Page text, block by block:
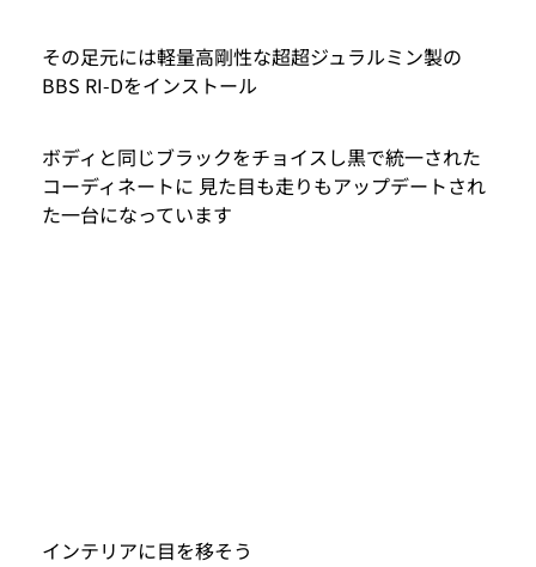
その足元には軽量高剛性な超超ジュラルミン製の
BBS RI-Dをインストール
ボディと同じブラックをチョイスし黒で統一された
コーディネートに 見た目も走りもアップデートされ
た一台になっています
インテリアに目を移そう